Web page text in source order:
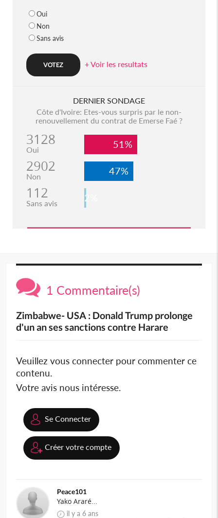
Oui
Non
Sans avis
+ Voir les resultats
DERNIER SONDAGE
Côte d'Ivoire: Etes-vous surpris par le non-
renouvellement du contrat de Emerse Faé ?
3128
Oui 51%
2902
Non 47%
112
Sans avis 2%
1 Commentaire(s)
Zimbabwe- USA : Donald Trump prolonge
d'un an ses sanctions contre Harare
Veuillez vous connecter pour commenter ce
contenu.
Votre avis nous intéresse.
Se Connecter
Créer votre compte
Peace101
Yako Araré...
il y a 6 ans